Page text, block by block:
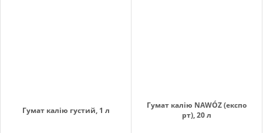
Гумат калію густий, 1 л
Гумат калію NAWÓZ (експо
рт), 20 л